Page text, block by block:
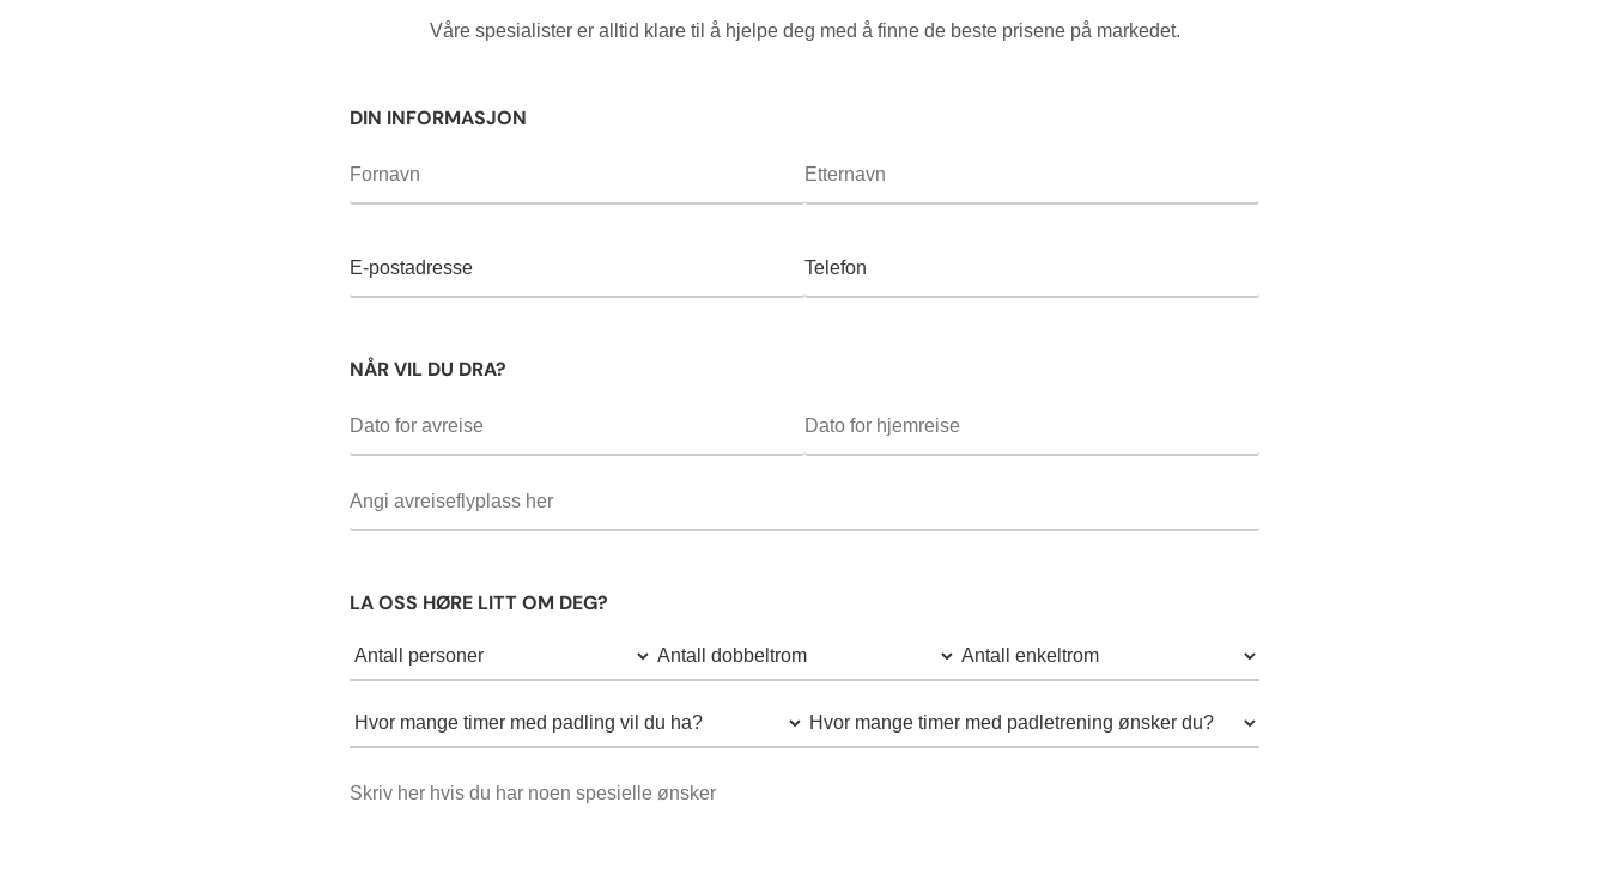
Våre spesialister er alltid klare til å hjelpe deg med å finne de beste prisene på markedet.
DIN INFORMASJON
NÅR VIL DU DRA?
LA OSS HØRE LITT OM DEG?